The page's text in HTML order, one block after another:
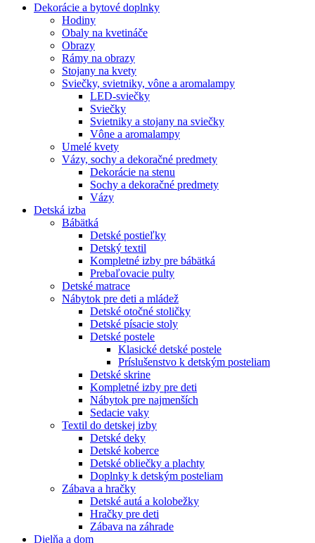
Dekorácie a bytové doplnky
Hodiny
Obaly na kvetináče
Obrazy
Rámy na obrazy
Stojany na kvety
Sviečky, svietniky, vône a aromalampy
LED-sviečky
Sviečky
Svietniky a stojany na sviečky
Vône a aromalampy
Umelé kvety
Vázy, sochy a dekoračné predmety
Dekorácie na stenu
Sochy a dekoračné predmety
Vázy
Detská izba
Bábätká
Detské postieľky
Detský textil
Kompletné izby pre bábätká
Prebaľovacie pulty
Detské matrace
Nábytok pre deti a mládež
Detské otočné stoličky
Detské písacie stoly
Detské postele
Klasické detské postele
Príslušenstvo k detským posteliam
Detské skrine
Kompletné izby pre deti
Nábytok pre najmenších
Sedacie vaky
Textil do detskej izby
Detské deky
Detské koberce
Detské obliečky a plachty
Doplnky k detským posteliam
Zábava a hračky
Detské autá a kolobežky
Hračky pre deti
Zábava na záhrade
Dielňa a dom